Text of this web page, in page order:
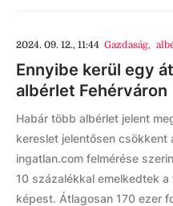
2024. 09. 12., 11:44 Gazdaság,
Ennyibe kerül egy
albérlet Fehérváron
Habár több albérlet jelent
kereslet jelentősen csökkent
ingatlan.com felmérése
10 százalékkal emelkedtek
képest. Átlagosan 170 ezer